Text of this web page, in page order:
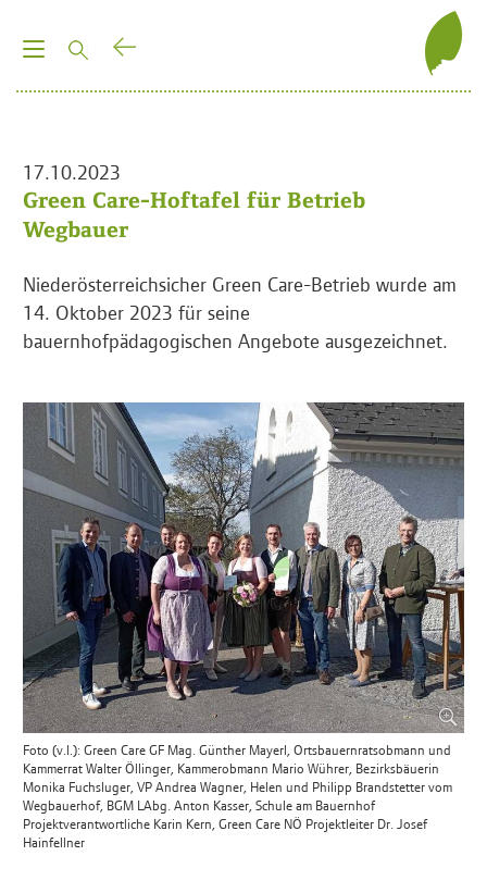
T
e
n
v
i
g
n
17.10.2023
Green Care-Hoftafel für Betrieb
Wegbauer
Niederösterreichsicher Green Care-Betrieb wurde am
14. Oktober 2023 für seine
bauernhofpädagogischen Angebote ausgezeichnet.
Foto (v.l.): Green Care GF Mag. Günther Mayerl, Ortsbauernratsobmann und
Kammerrat Walter Öllinger, Kammerobmann Mario Wührer, Bezirksbäuerin
Monika Fuchsluger, VP Andrea Wagner, Helen und Philipp Brandstetter vom
Wegbauerhof, BGM LAbg. Anton Kasser, Schule am Bauernhof
Projektverantwortliche Karin Kern, Green Care NÖ Projektleiter Dr. Josef
Hainfellner